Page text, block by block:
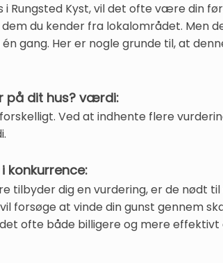
i Rungsted Kyst, vil det ofte være din
du kender fra lokalområdet. Men
gang. Her er nogle grunde til, at
på dit hus? værdi:
Ved at indhente flere
konkurrence:
tilbyder dig en vurdering, er de nødt
forsøge at vinde din gunst gennem
ofte både billigere og mere